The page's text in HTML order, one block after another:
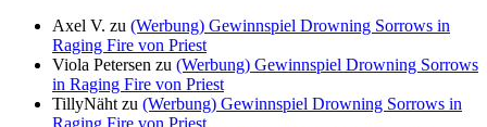
Axel V. zu (Werbung) Gewinnspiel Drowning Sorrows in
Raging Fire von Priest
Viola Petersen zu (Werbung) Gewinnspiel Drowning Sorrows
in Raging Fire von Priest
TillyNäht zu (Werbung) Gewinnspiel Drowning Sorrows in